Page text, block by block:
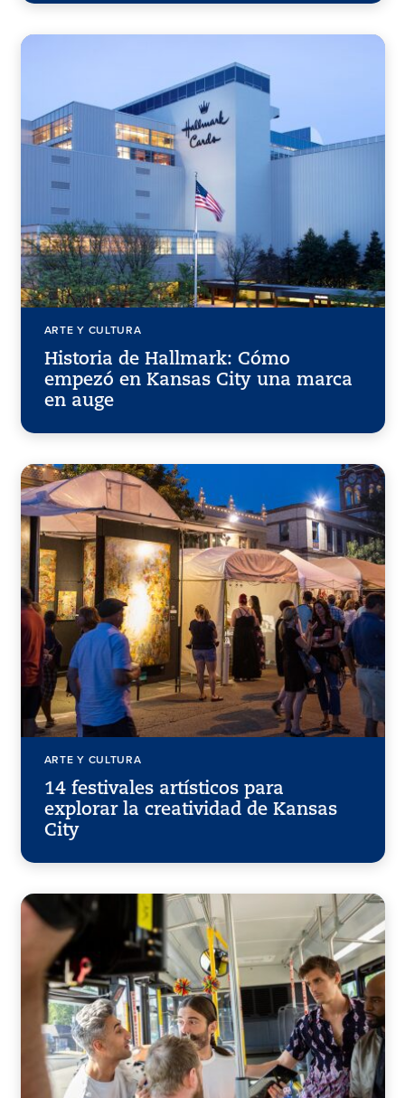
ARTE Y CULTURA
Historia de Hallmark: Cómo
empezó en Kansas City una marca
en auge
ARTE Y CULTURA
14 festivales artísticos para
explorar la creatividad de Kansas
City